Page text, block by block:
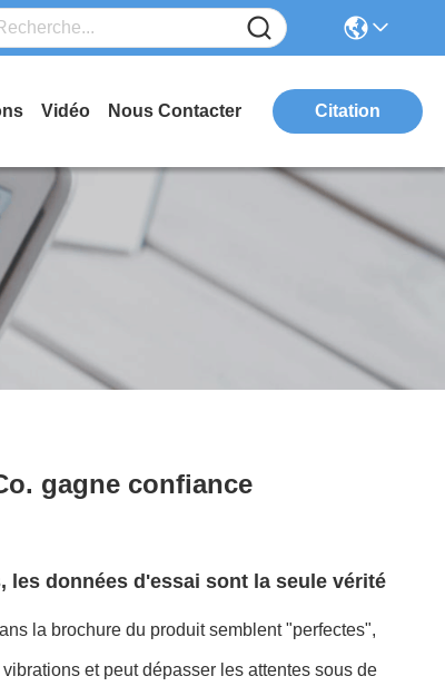
Vidéo Nous Contacter Citation
gagne confiance
données d'essai sont la seule vérité
la brochure du produit semblent "perfectes",
et peut dépasser les attentes sous de